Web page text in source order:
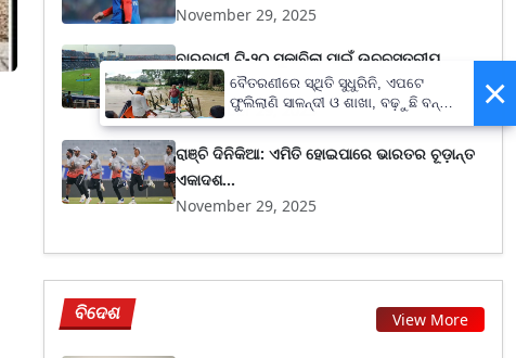
November 29, 2025
ବାରବାଟୀ ଟି-୨୦ ମୁକାବିଲା ପାଇଁ ଉଚ୍ଚସ୍ତରୀୟ
ବୈଠକ, ଖେଳାଳ...
November 29, 2025
ରାଞ୍ଚି ଦିନିକିଆ: ଏମିତି ହୋଇପାରେ ଭାରତର ଚୂଡ଼ାନ୍ତ
ଏକାଦଶ...
November 29, 2025
ବିଦେଶ View More
×
ବୈତରଣୀରେ ସ୍ଥିତି ସୁଧୁରିନି, ଏପଟେ
ଫୁଲିଲାଣି ସାଳନ୍ଦୀ ଓ ଶାଖା, ବଢ଼ୁଛି ବନ୍ୟା
ଭୟ